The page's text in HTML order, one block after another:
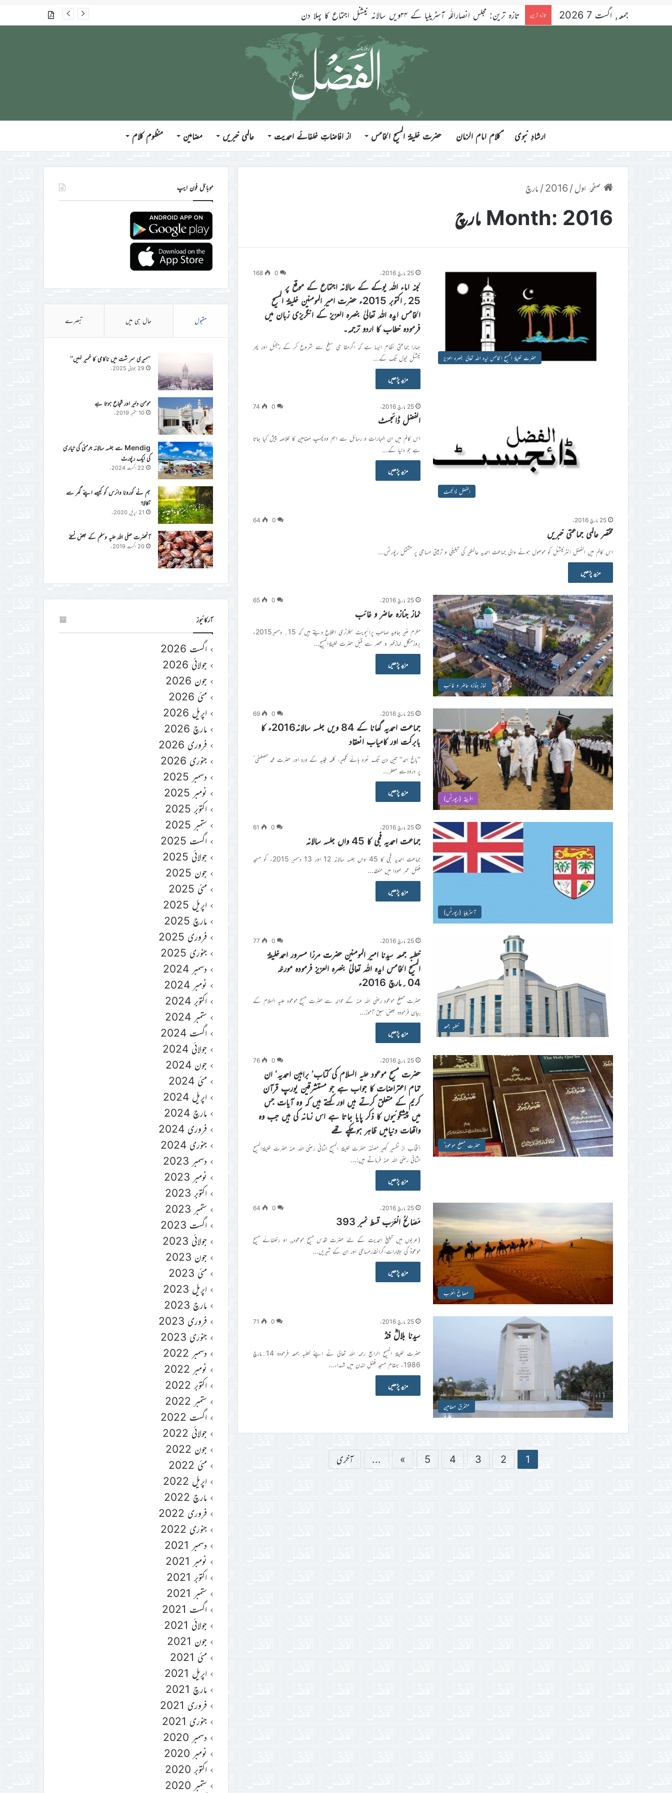
جمعہ, اگست 7 2026 تازہ ترین تازہ ترین: مجلس انصاراللّٰہ آسٹریلیا کے ۳۴ویں سالانہ نیشنل اجتماع کا پہلا دن
ارشادِ نبوی ؑکلام امام الزمان حضرت خلیفۃ المسیح الخامس از افاضاتِ خلفائے احمدیت عالمی خبریں مضامین منظوم کلام
صفحۂ اول/
2016
/ مارچ
Month: 2016 مارچ
حضرت خلیفۃ المسیح الخامس ایدہ اللہ تعالیٰ بنصرہ العزیز
25 مارچ 2016ء 0
168
لجنہ اماء اللہ یوکے کے سالانہ اجتماع کے موقع پر
25؍اکتوبر 2015ء حضرت امیر المومنین خلیفۃ المسیح
الخامس ایدہ اللہ تعالیٰ بنصرہ العزیز کے انگریزی زبان میں
فرمودہ خطاب کا اردو ترجمہ۔
ہمارا جماعتی نظام ایسا ہے کہ اگرمقا می سطح سے شروع کر کے ریجنل اور پھر
نیشنل لیول تک کے…
مزید پڑھیں
الفضل ڈائجسٹ
25 مارچ 2016ء 0
74
الفضل ڈائجسٹ
اس کالم میں ان اخبارات و رسائل سے اہم ودلچسپ مضامین کا خلاصہ پیش کیا جاتا
ہے جو دنیا کے…
مزید پڑھیں
25 مارچ 2016ء 0
64
مختصر عالمی جماعتی خبریں
اس کالم میں الفضل انٹرنیشنل کو موصول ہونے والی جماعت احمدیہ عالمگیر کی تبلیغی و تربیتی مساعی پر مشتمل رپورٹس…
مزید پڑھیں
نماز جنازہ حاضر و غائب
25 مارچ 2016ء 0
65
نماز جنازہ حاضر و غائب
مکرم منیر جاوید صاحب پرائیویٹ سیکرٹری اطلاع دیتے ہیں کہ 15؍ دسمبر2015ء
بروزمنگل نمازظہر و عصر سے قبل حضرت خلیفۃالمسیح…
مزید پڑھیں
افریقہ (رپورٹس)
25 مارچ 2016ء 0
69
جماعت احمدیہ گھانا کے 84 ویں جلسہ سالانہ2016ء کا
بابرکت اور کامیاب انعقاد
’’باغ احمد‘‘ تین دن تک نعرہ ہائے تکبیر، کلمہ طیّبہ کے ورد اور حضرت محمد مصطفی ؐ
پر درودسے معطر…
مزید پڑھیں
آسٹریلیا (رپورٹس)
25 مارچ 2016ء 0
61
جماعت احمدیہ فجی کا 45 واں جلسہ سالانہ
جماعت احمدیہ فجی کا 45 واں جلسہ سالانہ 12 اور 13 دسمبر 2015ء کو مسجد
فضل عمر صودا میں منعقد…
مزید پڑھیں
خطبہ جمعہ
25 مارچ 2016ء 0
77
خطبہ جمعہ سیدنا امیر المومنین حضرت مرزا مسرور احمدخلیفۃ
المسیح الخامس ایدہ اللہ تعالیٰ بنصرہ العزیز فرمودہ مورخہ
04؍مارچ 2016ء
حضرت مصلح موعود رضی اللہ عنہ کے حوالہ سے حضرت مسیح موعود علیہ السلام کے
بیان فرمودہ بعض سبق آموز…
مزید پڑھیں
حضرت مصلح موعود ؓ
25 مارچ 2016ء 0
76
حضرت مسیح موعود علیہ السلام کی کتاب’ براہین احمدیہ‘ ان
تمام اعتراضات کا جواب ہے جو مستشرقین یورپ قرآن
کریم کے متعلق کرتے ہیں اور کہتے ہیں کہ وہ آیات جس
میں پیشگوئیوں کا ذکر پایا جاتا ہے اس زمانہ کی ہیں جب وہ
واقعات دنیامیں ظاہر ہوچکے تھے
انتخاب از تفسیر کبیر مصنّفہ حضرت خلیفۃ المسیح الثانی رضی اللہ عنہ حضرت خلیفۃالمسیح
الثانی رضی اللہ عنہ فرماتے ہیں:…
مزید پڑھیں
مَصَالِحُ الْعَرَب
25 مارچ 2016ء 0
64
مَصَالِحُ الْعَرَب قسط نمبر 393
(عربوں میں تبلیغ احمدیت کے لئے حضرت اقدس مسیح موعود؈ او رخلفائے مسیح
موعودؑ کی بشارات،گرانقدرمساعی اور ان کے شیریں…
مزید پڑھیں
متفرق مضامین
25 مارچ 2016ء 0
71
سیدنا بلالؓ فنڈ
حضرت خلیفۃ المسیح الرابع رحمہ اللہ تعالیٰ نے اپنے خطبہ جمعہ فرمودہ 14؍مارچ
1986ء بمقام مسجد فضل لندن میں شہداء…
مزید پڑھیں
1
2
3
4
5
»
... آخری
موبائل فون ایپ
مقبول حال ہی میں تبصرے
’’میری سر شت میں ناکامی کا خمیر نہیں‘‘
29 جولائی 2025ء
مومن دلیر اور شجاع ہوتا ہے
10 ستمبر 2019ء
Mendig سے جلسہ سالانہ جرمنی کی تیاری
کی ایک رپورٹ
22 اگست 2024ء
ہم نے کورونا وائرس کو کیسے اپنے گھر سے
نکالا؟
21 اپریل 2020ء
آنحضرت صلی اللہ علیہ وسلم کے بعض نسخے
20 اگست 2019ء
آرکائیوز
اگست 2026
جولائی 2026
جون 2026
مئی 2026
اپریل 2026
مارچ 2026
فروری 2026
جنوری 2026
دسمبر 2025
نومبر 2025
اکتوبر 2025
ستمبر 2025
اگست 2025
جولائی 2025
جون 2025
مئی 2025
اپریل 2025
مارچ 2025
فروری 2025
جنوری 2025
دسمبر 2024
نومبر 2024
اکتوبر 2024
ستمبر 2024
اگست 2024
جولائی 2024
جون 2024
مئی 2024
اپریل 2024
مارچ 2024
فروری 2024
جنوری 2024
دسمبر 2023
نومبر 2023
اکتوبر 2023
ستمبر 2023
اگست 2023
جولائی 2023
جون 2023
مئی 2023
اپریل 2023
مارچ 2023
فروری 2023
جنوری 2023
دسمبر 2022
نومبر 2022
اکتوبر 2022
ستمبر 2022
اگست 2022
جولائی 2022
جون 2022
مئی 2022
اپریل 2022
مارچ 2022
فروری 2022
جنوری 2022
دسمبر 2021
نومبر 2021
اکتوبر 2021
ستمبر 2021
اگست 2021
جولائی 2021
جون 2021
مئی 2021
اپریل 2021
مارچ 2021
فروری 2021
جنوری 2021
دسمبر 2020
نومبر 2020
اکتوبر 2020
ستمبر 2020